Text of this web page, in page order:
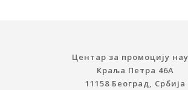
Центар за промоцију
Краља Петра 46A
11158 Београд, Србија